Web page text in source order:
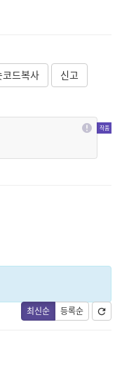
코드복사 신고
최신순 등록순